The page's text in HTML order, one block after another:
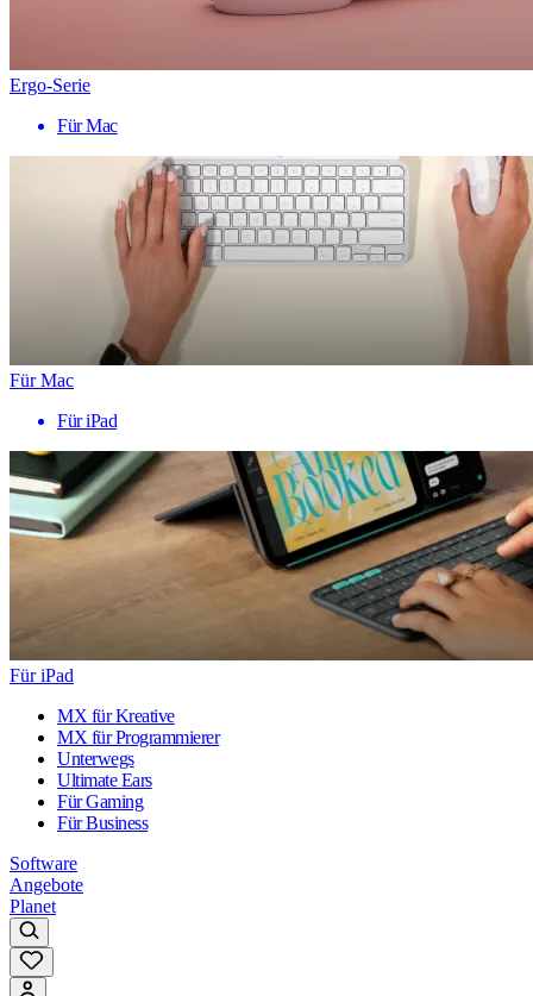
Ergo-Serie
Für Mac
Für Mac
Für iPad
Für iPad
MX für Kreative
MX für Programmierer
Unterwegs
Ultimate Ears
Für Gaming
Für Business
Software
Angebote
Planet